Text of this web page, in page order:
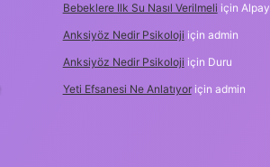
Bebeklere Ilk Su Nasıl Verilmeli için Alpay
Anksiyöz Nedir Psikoloji için admin
Anksiyöz Nedir Psikoloji için Duru
Yeti Efsanesi Ne Anlatıyoriçin admin